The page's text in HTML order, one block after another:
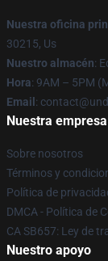
Nuestra oficina
30215, Us
Nuestro almacén:
Hora: 9AM – 5PM
Email :
Nuestra empresa
Sobre nosotros
Términos y
Política de
DMCA - Política de
CA SB657: Ley de
Nuestro apoyo